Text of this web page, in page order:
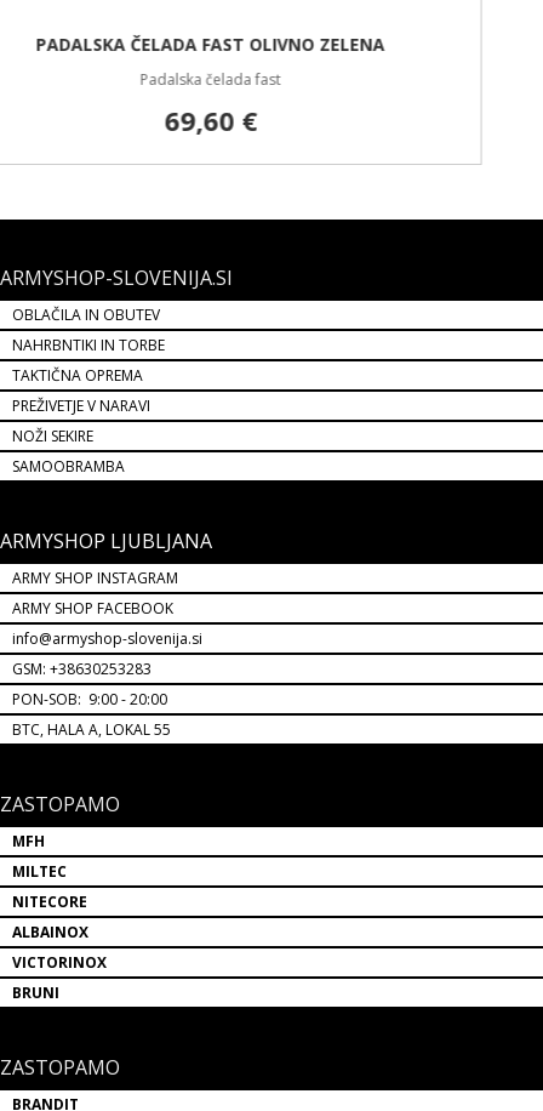
ARMYSHOP-SLOVENIJA.SI
OBLAČILA IN OBUTEV
NAHRBNTIKI IN TORBE
TAKTIČNA OPREMA
PREŽIVETJE V NARAVI
NOŽI SEKIRE
SAMOOBRAMBA
ARMYSHOP LJUBLJANA
ARMY SHOP INSTAGRAM
ARMY SHOP FACEBOOK
info@armyshop-slovenija.si
GSM: +38630253283
PON-SOB: 9:00 - 20:00
BTC, HALA A, LOKAL 55
ZASTOPAMO
MFH
MILTEC
NITECORE
ALBAINOX
VICTORINOX
BRUNI
ZASTOPAMO
BRANDIT